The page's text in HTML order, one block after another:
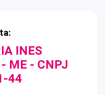
INES
ME - CNPJ
44